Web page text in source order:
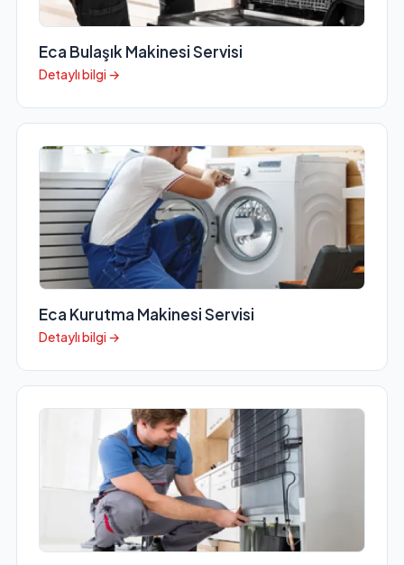
Eca Bulaşık Makinesi Servisi
Detaylı bilgi →
Eca Kurutma Makinesi Servisi
Detaylı bilgi →